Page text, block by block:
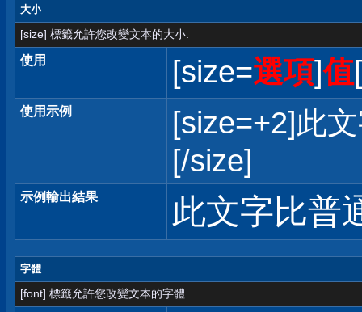
大小
[size] 標籤允許您改變文本的大小.
使用 [size=選項]值
使用示例
[size=+2]此
[/size]
示例輸出結果 此文字比普
字體
[font] 標籤允許您改變文本的字體.